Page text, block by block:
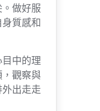
做好服
質感和
目中的理
觀察與
出走走